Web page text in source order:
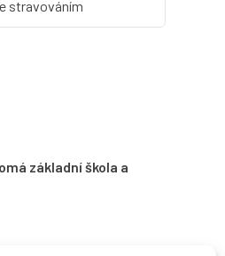
stravováním
základní škola a